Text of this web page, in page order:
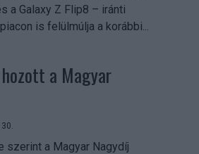
a Galaxy Z Flip8 – iránti
is felülmúlja a korábbi...
a Magyar
szerint a Magyar Nagydíj